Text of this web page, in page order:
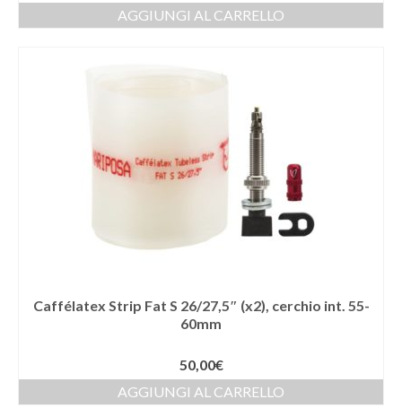
AGGIUNGI AL CARRELLO
Caffélatex Strip Fat S 26/27,5″ (x2), cerchio int. 55-
60mm
50,00€
AGGIUNGI AL CARRELLO